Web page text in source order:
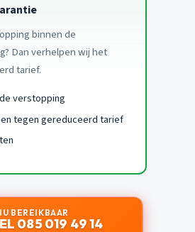
binnen de
Dan verhelpen wij het
tarief.
verstopping
tegen gereduceerd tarief
BEREIKBAAR
085 019 49 14